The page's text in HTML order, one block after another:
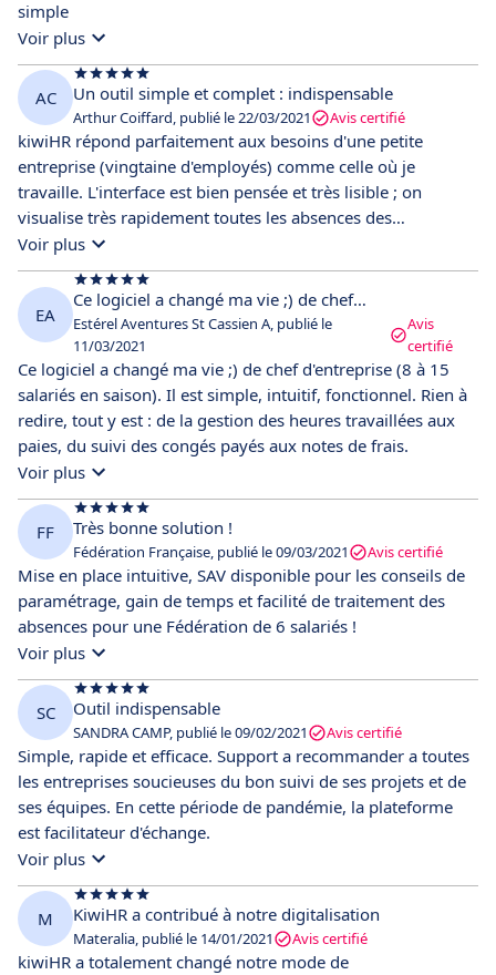
simple
Voir plus
AC Un outil simple et complet : indispensable
Arthur Coiffard, publié le 22/03/2021 Avis certifié
kiwiHR répond parfaitement aux besoins d'une petite
entreprise (vingtaine d'employés) comme celle où je
travaille. L'interface est bien pensée et très lisible ; on
visualise très rapidement toutes les absences des
collaborateurs et on peut s'en servir pour demander/valider
les demandes de congés. Pour nous, cet outil a apporté une
plus grande clarté dans la gestion RH et chacun y trouve son
compte. Les employés ont une information claire sur le
statut de leurs congés et la direction peut trouver toutes les
informations RH rassemblées dans un même outil.
Voir plus
EA
Ce logiciel a changé ma vie ;) de chef…
Estérel Aventures St Cassien A, publié le
11/03/2021
Avis
certifié
Ce logiciel a changé ma vie ;) de chef d'entreprise (8 à 15
salariés en saison). Il est simple, intuitif, fonctionnel. Rien à
redire, tout y est : de la gestion des heures travaillées aux
paies, du suivi des congés payés aux notes de frais.
Voir plus
FF Très bonne solution !
Fédération Française, publié le 09/03/2021 Avis certifié
Mise en place intuitive, SAV disponible pour les conseils de
paramétrage, gain de temps et facilité de traitement des
absences pour une Fédération de 6 salariés !
Voir plus
SC Outil indispensable
SANDRA CAMP, publié le 09/02/2021 Avis certifié
Simple, rapide et efficace. Support a recommander a toutes
les entreprises soucieuses du bon suivi de ses projets et de
ses équipes. En cette période de pandémie, la plateforme
est facilitateur d'échange.
Voir plus
M KiwiHR a contribué à notre digitalisation
Materalia, publié le 14/01/2021 Avis certifié
kiwiHR a totalement changé notre mode de